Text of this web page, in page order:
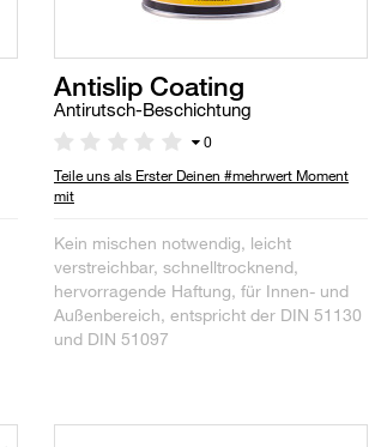
Antislip Coating
Antirutsch-Beschichtung
0
Teile uns als Erster Deinen #mehrwert Moment
mit
Kein mischen notwendig, leicht
verstreichbar, schnelltrocknend,
hervorragende Haftung, für Innen- und
Außenbereich, entspricht der DIN 51130
und DIN 51097